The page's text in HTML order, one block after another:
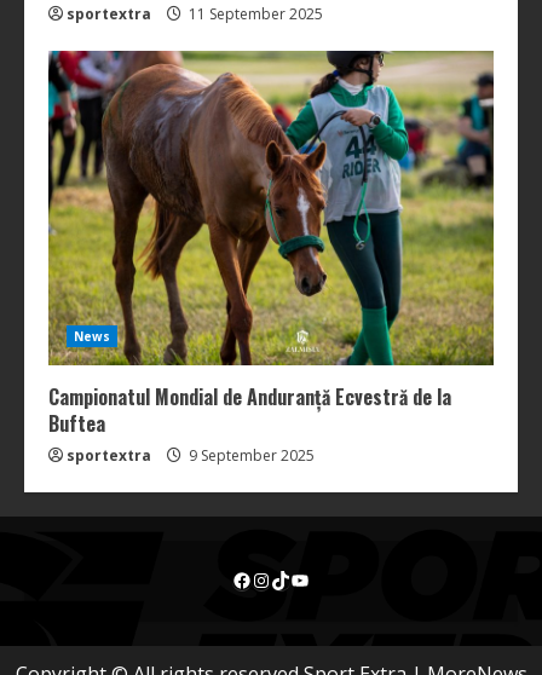
sportextra 11 September 2025
News
Campionatul Mondial de Anduranță Ecvestră de la
Buftea
sportextra 9 September 2025
Facebook
Instagram
TikTokYouTube